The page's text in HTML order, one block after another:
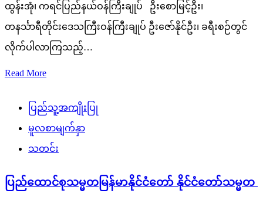
ထွန်းအုံ၊ ကရင်ပြည်နယ်ဝန်ကြီးချုပ် ဦးစောမြင့်ဦး၊
တနင်္သာရီတိုင်းဒေသကြီးဝန်ကြီးချုပ် ဦးဇော်နိုင်ဦး၊ ခရီးစဉ်တွင်
လိုက်ပါလာကြသည့်…
Read More
ပြည်သူ့အကျိုးပြု
မူလစာမျက်နှာ
သတင်း
ပြည်ထောင်စုသမ္မတမြန်မာနိုင်ငံတော် နိုင်ငံတော်သမ္မတ